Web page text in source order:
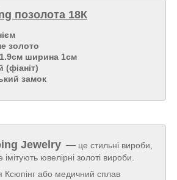
позолота 18К
золото
ширина 1см
(фіаніт)
замок
Jewelry — це стильні вироби,
імітують ювелірні золоті вироби.
Ксюпінг або медичний сплав